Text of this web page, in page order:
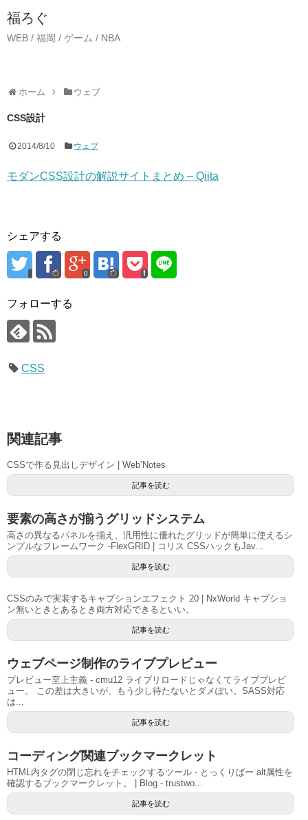
福ろぐ
WEB / 福岡 / ゲーム / NBA
ホーム ウェブ
CSS設計
2014/8/10 ウェブ
モダンCSS設計の解説サイトまとめ – Qiita
シェアする
0
フォローする
CSS
関連記事
CSSで作る見出しデザイン | Web’Notes
記事を読む
要素の高さが揃うグリッドシステム
高さの異なるパネルを揃え、汎用性に優れたグリッドが簡単に使えるシ
ンプルなフレームワーク -FlexGRID | コリス CSSハックもJav...
記事を読む
CSSのみで実装するキャプションエフェクト 20 | NxWorld キャプショ
ン無いときとあるとき両方対応できるといい。
記事を読む
ウェブページ制作のライブプレビュー
プレビュー至上主義 - cmu12 ライブリロードじゃなくてライブプレビ
ュー。 この差は大きいが、もう少し待たないとダメぽい。SASS対応
は...
記事を読む
コーディング関連ブックマークレット
HTML内タグの閉じ忘れをチェックするツール - とっくりばー alt属性を
確認するブックマークレット。 | Blog - trustwo...
記事を読む